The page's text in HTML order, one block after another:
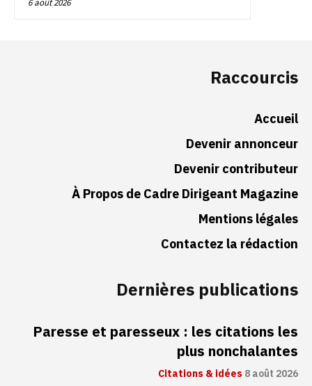
6 août 2026
Raccourcis
Accueil
Devenir annonceur
Devenir contributeur
À Propos de Cadre Dirigeant Magazine
Mentions légales
Contactez la rédaction
Dernières publications
Paresse et paresseux : les citations les
plus nonchalantes
Citations & idées8 août 2026